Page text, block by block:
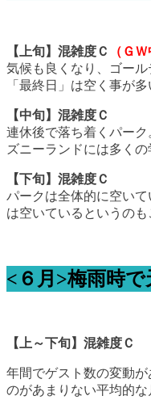
【上旬】混雑度Ｃ
（Ｇ
気候も良くなり、ゴー
「最終日」は空く事が
【中旬】混雑度Ｃ
連休後で落ち着くパー
ズニーランドには多く
【下旬】混雑度Ｃ
パークは全体的に空い
は空いているというの
<６月>梅雨時
【上～下旬】混雑度Ｃ
年間でゲスト数の変動
のがあまりない平均的